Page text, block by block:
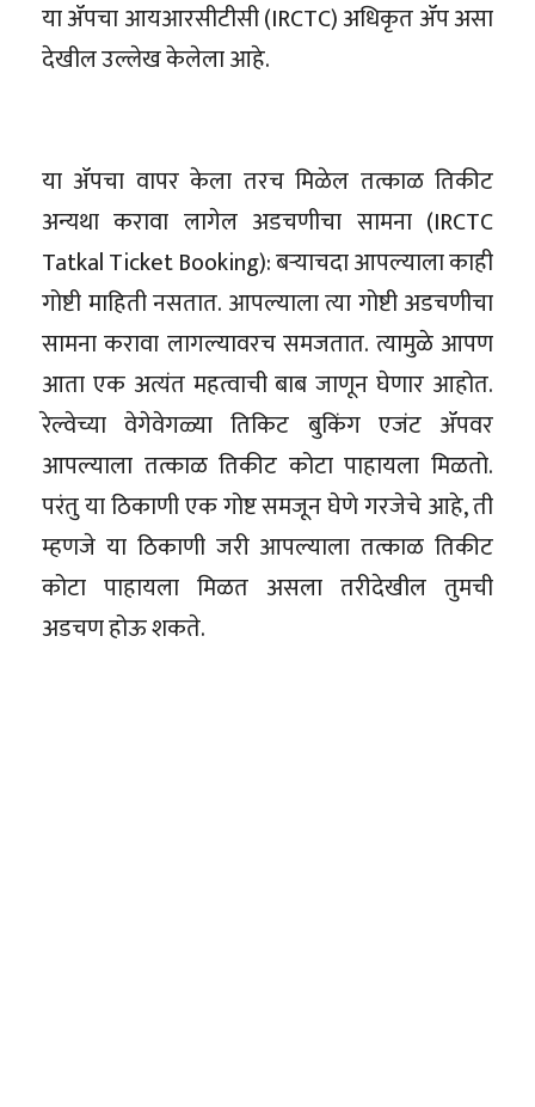
या ॲपचा आयआरसीटीसी (IRCTC) अधिकृत ॲप असा
देखील उल्लेख केलेला आहे.
या ॲपचा वापर केला तरच मिळेल तत्काळ तिकीट
अन्यथा करावा लागेल अडचणीचा सामना (IRCTC
Tatkal Ticket Booking): बऱ्याचदा आपल्याला काही
गोष्टी माहिती नसतात. आपल्याला त्या गोष्टी अडचणीचा
सामना करावा लागल्यावरच समजतात. त्यामुळे आपण
आता एक अत्यंत महत्वाची बाब जाणून घेणार आहोत.
रेल्वेच्या वेगेवेगळ्या तिकिट बुकिंग एजंट ॲपवर
आपल्याला तत्काळ तिकीट कोटा पाहायला मिळतो.
परंतु या ठिकाणी एक गोष्ट समजून घेणे गरजेचे आहे, ती
म्हणजे या ठिकाणी जरी आपल्याला तत्काळ तिकीट
कोटा पाहायला मिळत असला तरीदेखील तुमची
अडचण होऊ शकते.